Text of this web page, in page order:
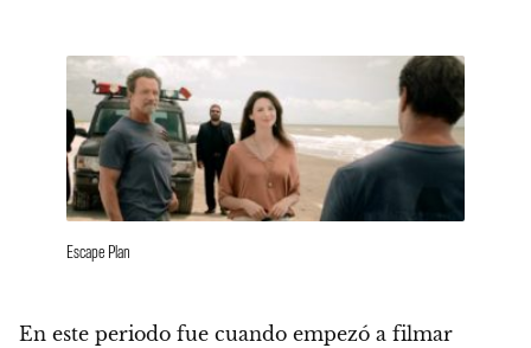
Escape Plan
En este periodo fue cuando empezó a filmar